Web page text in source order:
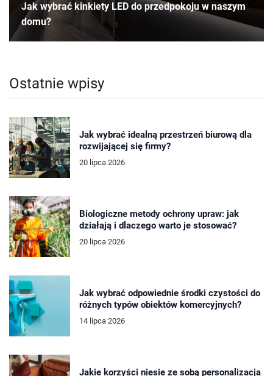
Jak wybrać kinkiety LED do przedpokoju w naszym
domu?
Ostatnie wpisy
Jak wybrać idealną przestrzeń biurową dla
rozwijającej się firmy?
20 lipca 2026
Biologiczne metody ochrony upraw: jak
działają i dlaczego warto je stosować?
20 lipca 2026
Jak wybrać odpowiednie środki czystości do
różnych typów obiektów komercyjnych?
14 lipca 2026
Jakie korzyści niesie ze sobą personalizacja